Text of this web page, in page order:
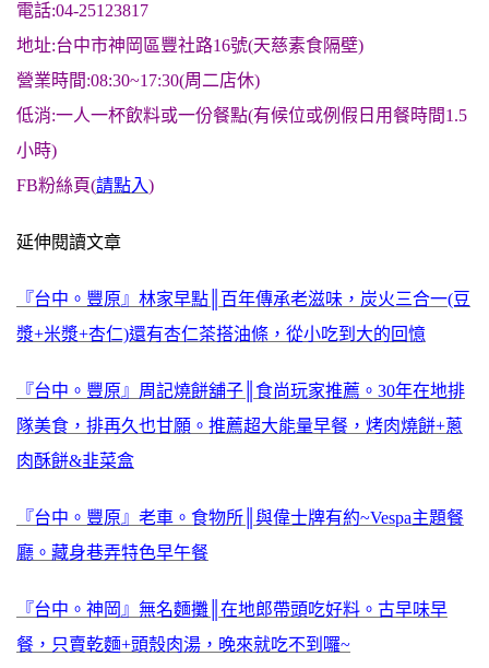
電話:04-25123817
地址:台中市神岡區豐社路16號(天慈素食隔壁)
營業時間:08:30~17:30(周二店休)
低消:一人一杯飲料或一份餐點(有候位或例假日用餐時間1.5
小時)
FB粉絲頁(請點入)
延伸閱讀文章
『台中。豐原』林家早點║百年傳承老滋味，炭火三合一(豆
漿+米漿+杏仁)還有杏仁茶搭油條，從小吃到大的回憶
『台中。豐原』周記燒餅舖子║食尚玩家推薦。30年在地排
隊美食，排再久也甘願。推薦超大能量早餐，烤肉燒餅+蔥
肉酥餅&韭菜盒
『台中。豐原』老車。食物所║與偉士牌有約~Vespa主題餐
廳。藏身巷弄特色早午餐
『台中。神岡』無名麵攤║在地郎帶頭吃好料。古早味早
餐，只賣乾麵+頭殼肉湯，晚來就吃不到囉~